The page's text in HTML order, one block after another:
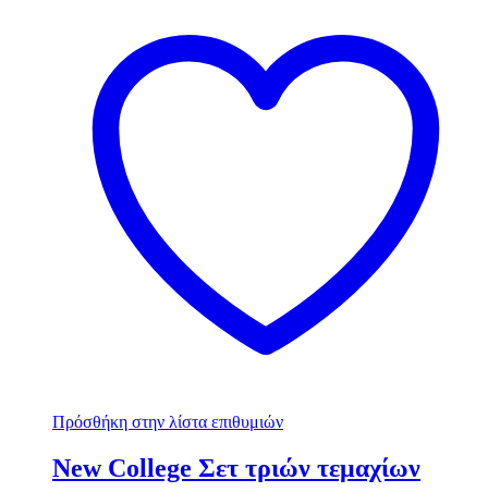
Πρόσθήκη στην λίστα επιθυμιών
New College Σετ τριών τεμαχίων